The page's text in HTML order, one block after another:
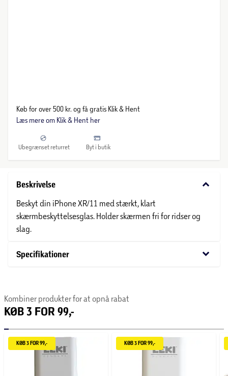
Køb for over 500 kr. og få gratis Klik & Hent
Læs mere om Klik & Hent her
Ubegrænset returret Byt i butik
Beskrivelse keyboard_arrow_down
Beskyt din iPhone XR/11 med stærkt, klart
skærmbeskyttelsesglas. Holder skærmen fri for ridser og
slag.
Specifikationer keyboard_arrow_down
Kombiner produkter for at opnå rabat
KØB 3 FOR 99,-
KØB 3 FOR 99,- KØB 3 FOR 99,-